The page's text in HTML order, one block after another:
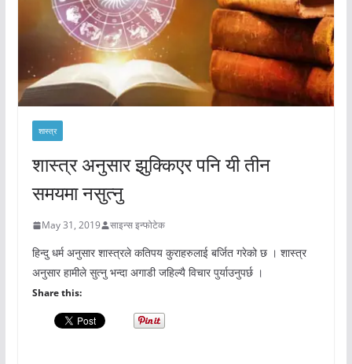
शास्त्र
शास्त्र अनुसार झुक्किएर पनि यी तीन
समयमा नसुत्नु
May 31, 2019 साइन्स इन्फोटेक
हिन्दु धर्म अनुसार शास्त्रले कतिपय कुराहरुलाई बर्जित गरेको छ । शास्त्र
अनुसार हामीले सुत्नु भन्दा अगाडी जहिल्यै विचार पुर्याउनुपर्छ ।
Share this: